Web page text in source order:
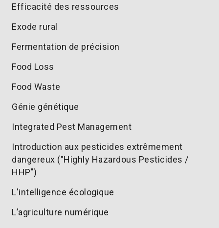
Efficacité des ressources
Exode rural
Fermentation de précision
Food Loss
Food Waste
Génie génétique
Integrated Pest Management
Introduction aux pesticides extrêmement
dangereux ("Highly Hazardous Pesticides /
HHP")
L'intelligence écologique
L’agriculture numérique